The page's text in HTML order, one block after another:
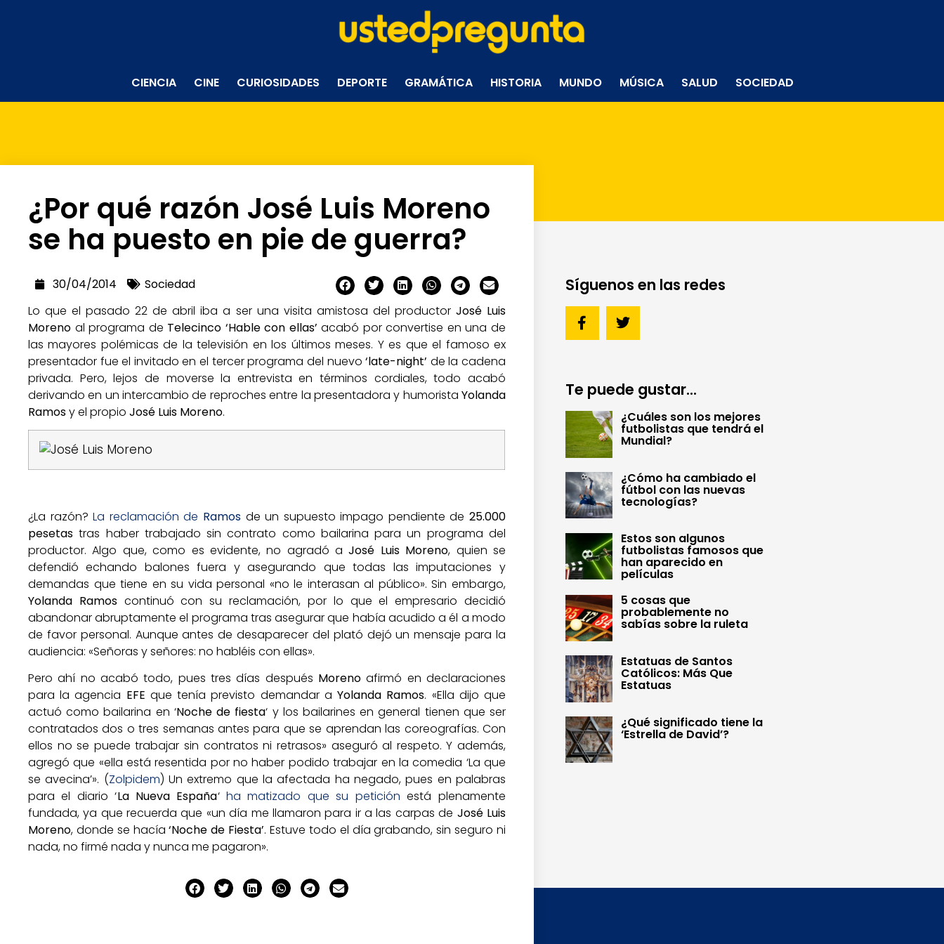
CIENCIA CINE CURIOSIDADES DEPORTE GRAMÁTICA HISTORIA MUNDO MÚSICA SALUD SOCIEDAD
¿Por qué razón José Luis Moreno
se ha puesto en pie de guerra?
30/04/2014
Sociedad
Lo que el pasado 22 de abril iba a ser una visita amistosa del productor José Luis
Moreno al programa de Telecinco ‘Hable con ellas’ acabó por convertise en una de
las mayores polémicas de la televisión en los últimos meses. Y es que el famoso ex
presentador fue el invitado en el tercer programa del nuevo‘late-night’ de la cadena
privada. Pero, lejos de moverse la entrevista en términos cordiales, todo acabó
derivando en un intercambio de reproches entre la presentadora y humorista Yolanda
Ramosy el propio José Luis Moreno.
¿La razón?La reclamación de Ramosde un supuesto impago pendiente de 25.000
pesetas tras haber trabajado sin contrato como bailarina para un programa del
productor. Algo que, como es evidente, no agradó aJosé Luis Moreno, quien se
defendió echando balones fuera y asegurando que todas las imputaciones y
demandas que tiene en su vida personal «no le interasan al público». Sin embargo,
Yolanda Ramoscontinuó con su reclamación, por lo que el empresario decidió
abandonar abruptamente el programa tras asegurar que había acudido a él a modo
de favor personal. Aunque antes de desaparecer del plató dejó un mensaje para la
audiencia: «Señoras y señores: no habléis con ellas».
Pero ahí no acabó todo, pues tres días después Moreno afirmó en declaraciones
para la agencia EFE que tenía previsto demandar aYolanda Ramos. «Ella dijo que
actuó como bailarina en ‘Noche de fiesta‘ y los bailarines en general tienen que ser
contratados dos o tres semanas antes para que se aprendan las coreografías. Con
ellos no se puede trabajar sin contratos ni retrasos» aseguró al respeto. Y además,
agregó que «ella está resentida por no haber podido trabajar en la comedia ‘La que
se avecina’». (Zolpidem) Un extremo que la afectada ha negado, pues en palabras
para el diario ‘La Nueva España‘ ha matizado que su petición está plenamente
fundada, ya que recuerda que «un día me llamaron para ir a las carpas de José Luis
Moreno, donde se hacía‘Noche de Fiesta’. Estuve todo el día grabando, sin seguro ni
nada, no firmé nada y nunca me pagaron».
Síguenos en las redes
Te puede gustar...
¿Cuáles son los mejores
futbolistas que tendrá el
Mundial?
¿Cómo ha cambiado el
fútbol con las nuevas
tecnologías?
Estos son algunos
futbolistas famosos que
han aparecido en
películas
5 cosas que
probablemente no
sabías sobre la ruleta
Estatuas de Santos
Católicos: Más Que
Estatuas
¿Qué significado tiene la
‘Estrella de David’?